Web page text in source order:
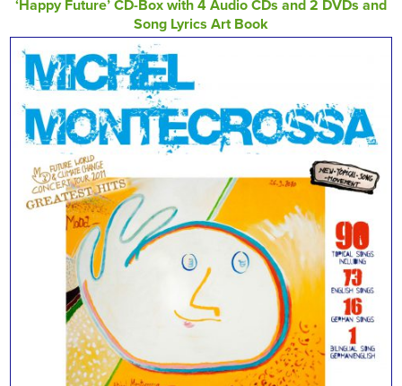
‘Happy Future’ CD-Box with 4 Audio CDs and 2 DVDs and
Song Lyrics Art Book